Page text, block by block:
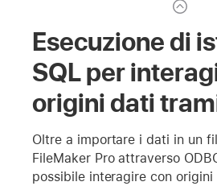
Esecuzione di
SQL per
origini dati
Oltre a importare i dati in un
FileMaker Pro attraverso
possibile interagire con